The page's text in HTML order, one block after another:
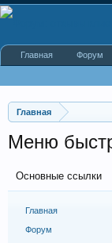
Главная
Меню
Основные ссылки
Главная
Форум
Главная Форум